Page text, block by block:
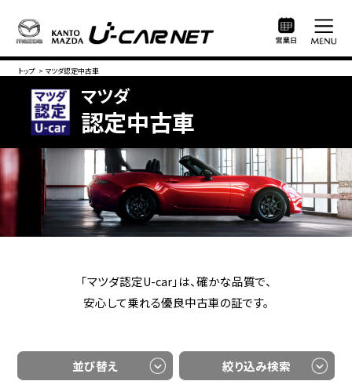
トップ > マツダ認定中古車
マツダ
認定中古車
「マツダ認定U-car」は、確かな品質で、
安心して乗れる優良中古車の証です。
並び替え 絞り込み検索